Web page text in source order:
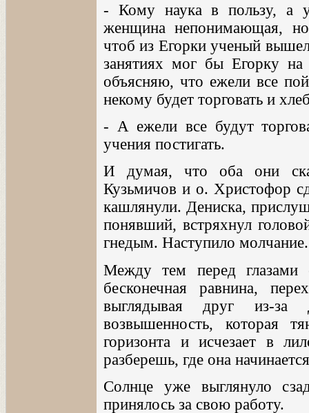
- Кому наука в пользу, а
женщина непонимающая,
чтоб из Егорки ученый
занятиях мог бы Егорку
объясняю, что ежели все
некому будет торговать и
- А ежели все будут
учения постигать.
И думая, что оба они
Кузьмичов и о. Христофор
кашлянули. Дениска,
понявший, встряхнул
гнедым. Наступило молчание.
Между тем перед глазами
бесконечная равнина,
выглядывая друг из-
возвышенность, которая
горизонта и исчезает в
разберешь, где она
Солнце уже выглянуло
принялось за свою работу.